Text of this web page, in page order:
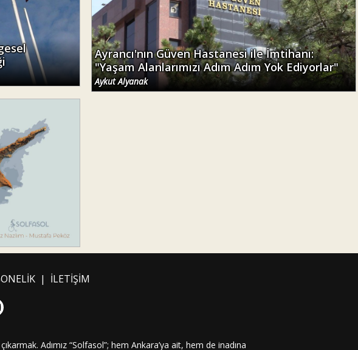
Ayrancı'nın Güven Hastanesi ile İmtihanı:
"Yaşam Alanlarımızı Adım Adım Yok Ediyorlar"
Aykut Alyanak
| İLETİŞİM
Adımız “Solfasol”; hem Ankara’ya ait, hem de inadına